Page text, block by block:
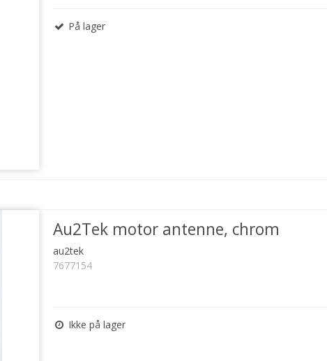
På lager
Au2Tek motor antenne, chrom
au2tek
7677154
Ikke på lager